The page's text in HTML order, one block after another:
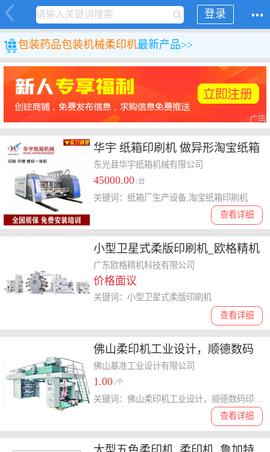
登录
包装药品包装机械柔印机最新产品>>
广告
华宇 纸箱印刷机 做异形淘宝纸箱
圆压圆模切设备 纸箱机械
东光县华宇纸箱机械有限公司
45000.00 /台
查看详细
关键词：纸箱厂生产设备,淘宝纸箱印刷机
小型卫星式柔版印刷机_欧格精机
_卷筒纸_买_全伺服_选购_6色
广东欧格精机科技有限公司
价格面议
查看详细
关键词：小型卫星式柔版印刷机
佛山柔印机工业设计，顺德数码
印刷机外观设计
佛山基准工业设计有限公司
1.00 /个
查看详细